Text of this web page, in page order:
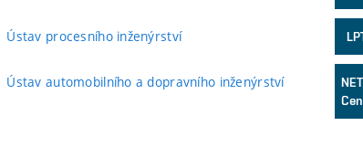
Ústav procesního inženýrství
Ústav automobilního a dopravního inženýrství